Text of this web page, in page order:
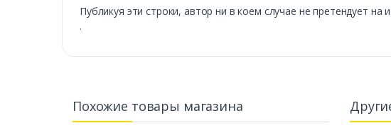
Публикуя эти строки, автор ни в коем случае не претендует
.
Похожие товары магазина